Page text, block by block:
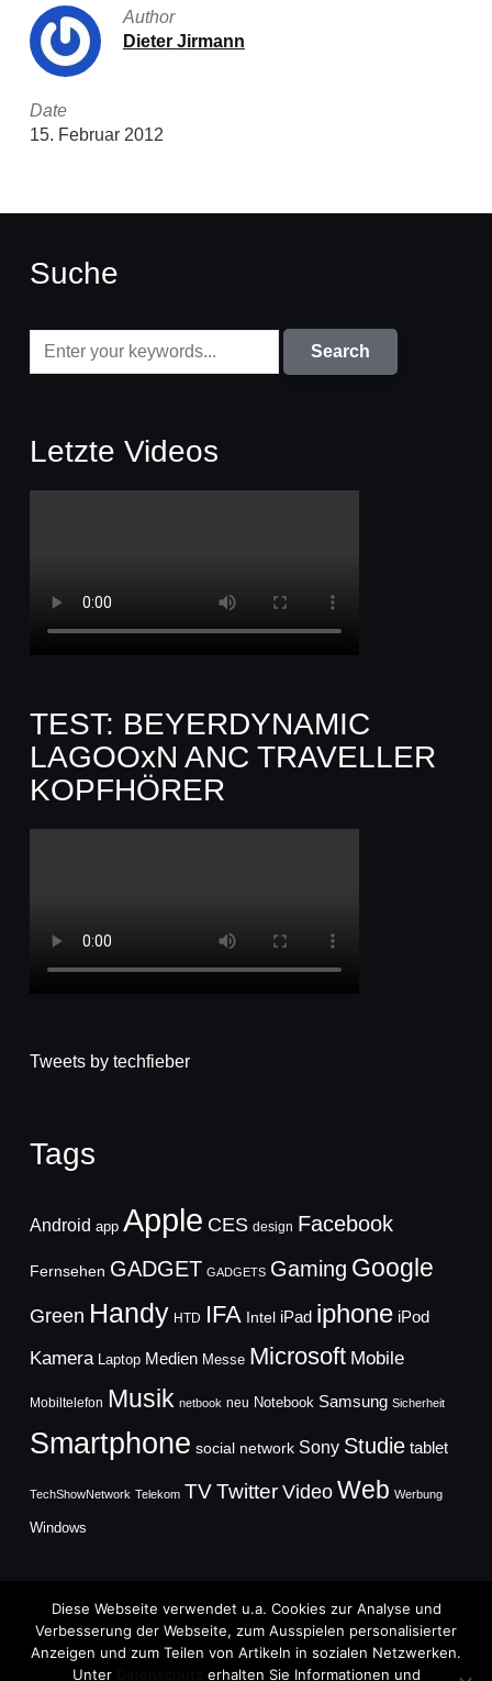
Author
Dieter Jirmann
Date
15. Februar 2012
Suche
Letzte Videos
TEST: BEYERDYNAMIC
LAGOOxN ANC TRAVELLER
KOPFHÖRER
Tweets by techfieber
Tags
Android app Apple CES design Facebook
Fernsehen GADGET GADGETS Gaming Google
Green Handy HTD IFA Intel iPad iphone iPod
Kamera Laptop Medien Messe Microsoft Mobile
Mobiltelefon Musik netbook neu Notebook Samsung Sicherheit
Smartphone social network Sony Studie tablet
TechShowNetwork Telekom TVTwitter Video Web Werbung
Windows
Copyright © 2026
Diese Webseite verwendet u.a. Cookies zur Analyse und
Verbesserung der Webseite, zum Ausspielen personalisierter
Anzeigen und zum Teilen von Artikeln in sozialen Netzwerken.
Unter
erhalten Sie Informationen und